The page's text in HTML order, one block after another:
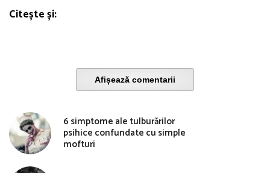
Citește și:
Afișează comentarii
6 simptome ale tulburărilor
psihice confundate cu simple
mofturi